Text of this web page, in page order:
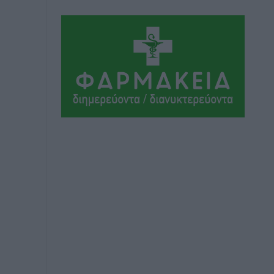
Συνελήφθη 37χρονη στη Ρόδο γιατί
είχε αφήσει τα τρία ανήλικα παιδιά της
χωρίς επιτήρηση
Τοπικές Ειδήσεις πριν 6 ώρες
Σταυρός Καλυθιών: Απέκτησε την